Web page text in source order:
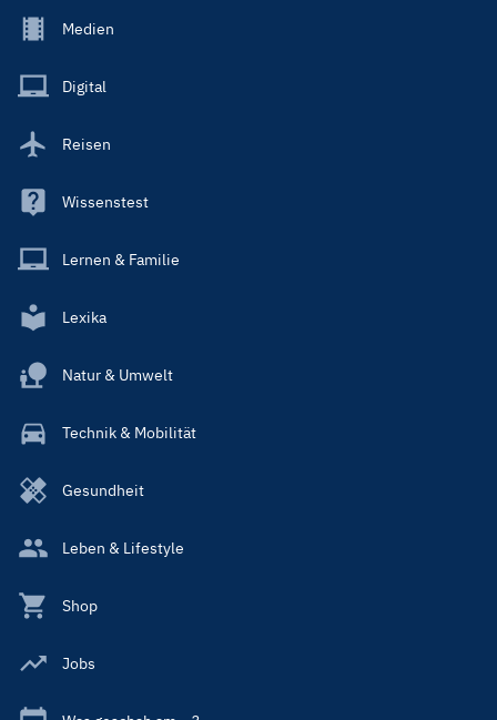
Footer
Main
Medien
Digital
Reisen
Wissenstest
Lernen & Familie
Lexika
Natur & Umwelt
Technik & Mobilität
Gesundheit
Leben & Lifestyle
Shop
Jobs